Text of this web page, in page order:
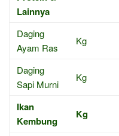
Lainnya
Daging
Ayam Ras
Kg
Daging
Sapi Murni
Kg
Ikan
Kembung
Kg